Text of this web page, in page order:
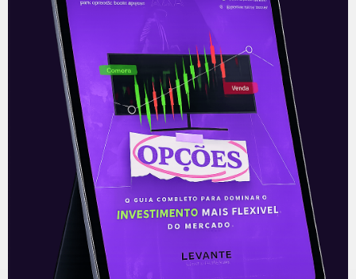
Leia também:
Investir em ações não é
só para quem tem muito dinheiro
Acompanhe nossas Redes Sociais!
O conteúdo foi útil para você? Compartilhe!